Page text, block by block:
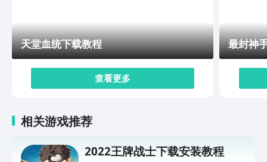
天堂血统下载教程
查看更多
最封神
相关游戏推荐
2022王牌战士下载安装教程